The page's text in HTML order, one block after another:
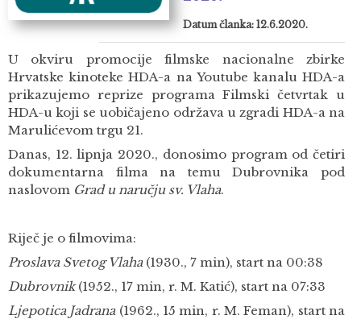
Datum članka: 12.6.2020.
U okviru promocije filmske nacionalne zbirke
Hrvatske kinoteke HDA-a na Youtube kanalu HDA-a
prikazujemo reprize programa Filmski četvrtak u
HDA-u koji se uobičajeno održava u zgradi HDA-a na
Marulićevom trgu 21.
Danas, 12. lipnja 2020., donosimo program od četiri
dokumentarna filma na temu Dubrovnika pod
naslovom Grad u naručju sv. Vlaha.
Riječ je o filmovima:
Proslava Svetog Vlaha(1930., 7 min), start na 00:38
Dubrovnik(1952., 17 min, r. M. Katić), start na 07:33
Ljepotica Jadrana(1962., 15 min, r. M. Feman), start na